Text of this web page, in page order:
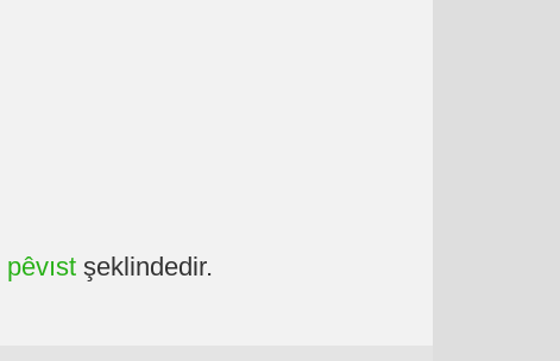
pêvıstşeklindedir.